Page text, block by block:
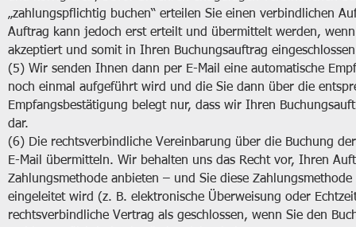
„zahlungspflichtig buchen“ erteilen Sie einen verbindlichen
Auftrag kann jedoch erst erteilt und übermittelt werden,
akzeptiert und somit in Ihren Buchungsauftrag
(5) Wir senden Ihnen dann per E-Mail eine automatische
noch einmal aufgeführt wird und die Sie dann über die
Empfangsbestätigung belegt nur, dass wir Ihren
dar.
(6) Die rechtsverbindliche Vereinbarung über die Buchung
E-Mail übermitteln. Wir behalten uns das Recht vor, Ihren
Zahlungsmethode anbieten – und Sie diese
eingeleitet wird (z. B. elektronische Überweisung oder
rechtsverbindliche Vertrag als geschlossen, wenn Sie den